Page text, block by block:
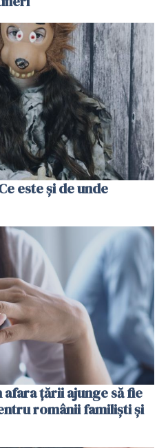
este și de unde
țării ajunge să fie
românii familiști și